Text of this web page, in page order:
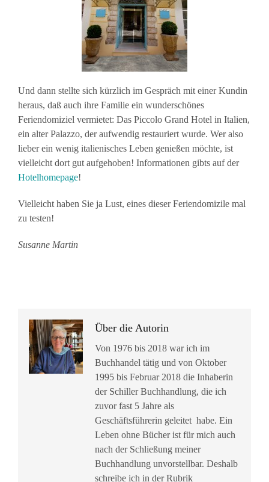
Und dann stellte sich kürzlich im Gespräch mit einer Kundin
heraus, daß auch ihre Familie ein wunderschönes
Feriendomiziel vermietet: Das Piccolo Grand Hotel in Italien,
ein alter Palazzo, der aufwendig restauriert wurde. Wer also
lieber ein wenig italienisches Leben genießen möchte, ist
vielleicht dort gut aufgehoben! Informationen gibts auf der
Hotelhomepage!
Vielleicht haben Sie ja Lust, eines dieser Feriendomizile mal
zu testen!
Susanne Martin
Über die Autorin
Von 1976 bis 2018 war ich im
Buchhandel tätig und von Oktober
1995 bis Februar 2018 die Inhaberin
der Schiller Buchhandlung, die ich
zuvor fast 5 Jahre als
Geschäftsführerin geleitet habe. Ein
Leben ohne Bücher ist für mich auch
nach der Schließung meiner
Buchhandlung unvorstellbar. Deshalb
schreibe ich in der Rubrik